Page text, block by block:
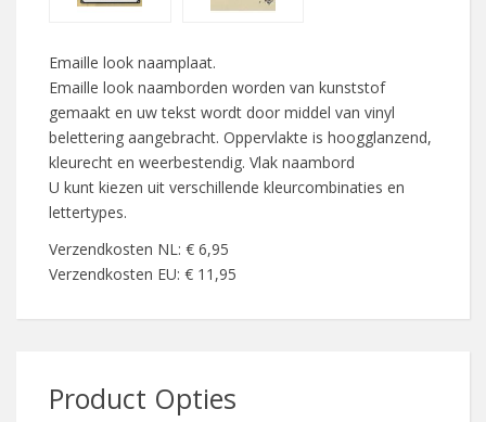
Emaille look naamplaat.
Emaille look naamborden worden van kunststof
gemaakt en uw tekst wordt door middel van vinyl
belettering aangebracht. Oppervlakte is hoogglanzend,
kleurecht en weerbestendig. Vlak naambord
U kunt kiezen uit verschillende kleurcombinaties en
lettertypes.
Verzendkosten NL: € 6,95
Verzendkosten EU: € 11,95
Product Opties